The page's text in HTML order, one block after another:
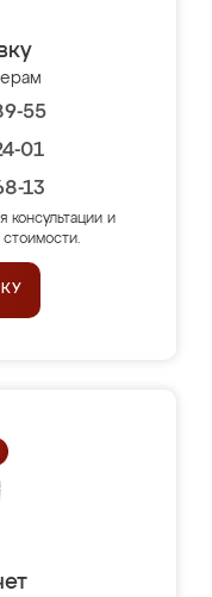
55
01
13
консультации и